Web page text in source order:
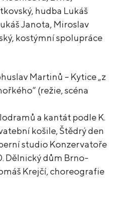
hudba Lukáš
Janota, Miroslav
kostýmní spolupráce
Martinů – Kytice „z
(režie, scéna
a kantát podle K.
košile, Štědrý den
studio Konzervatoře
Dělnický dům Brno-
Krejčí, choreografie